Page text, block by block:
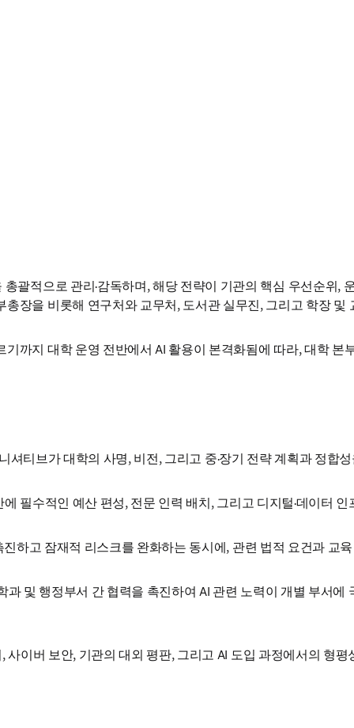
괄적으로 관리·감독하며, 해당 전략이 기관의 핵심 우선순위,
장을 비롯해 연구처와 교무처, 도서관 실무진, 그리고 학장
까지 대학 운영 전반에서 AI 활용이 본격화됨에 따라, 대학
셔티브가 대학의 사명, 비전, 그리고 중·장기 전략 계획과 정합
필수적인 예산 편성, 전문 인력 배치, 그리고 디지털·데이터
하고 잠재적 리스크를 완화하는 동시에, 관련 법적 요건과 교
및 행정부서 간 협력을 촉진하여 AI 관련 노력이 개별 부서
이버 보안, 기관의 대외 평판, 그리고 AI 도입 과정에서의 형